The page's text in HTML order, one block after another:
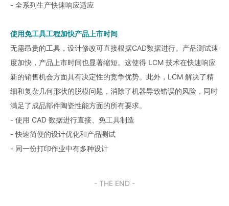
- 全系列生产快速响应适应
使用免工具工程加快产品上市时间
无需昂贵的工具，设计修改可直接根据CAD数据进行。产品测试速
度加快，产品上市时间也显著缩短。这使得 LCM 技术在快速响应
新的销售机会方面具有决定性的竞争优势。此外，LCM 解决了精
细和复杂几何形状的脱模问题，消除了机器导致错误的风险，同时
满足了成品部件陶瓷性能方面的所有要求。
- 使用 CAD 数据进行直接、免工具制造
- 快速简便的设计优化和产品测试
- 同一份打印作业中有多种设计
- THE END -